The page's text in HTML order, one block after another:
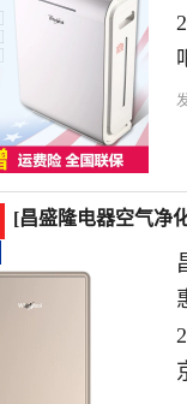
[昌盛隆电器空气净